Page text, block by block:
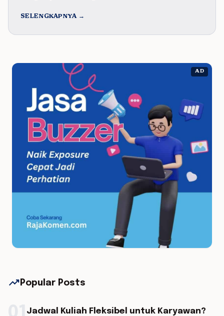
SELENGKAPNYA →
AD
trending_up Popular Posts
Jadwal Kuliah Fleksibel untuk Karyawan?